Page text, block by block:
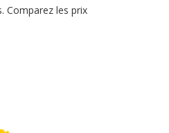
Comparez les prix